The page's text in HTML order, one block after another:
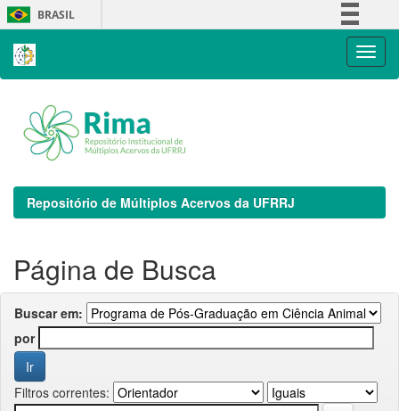
Skip
navigation
BRASIL
Repositório de Múltiplos Acervos da UFRRJ
Página de Busca
Buscar em:
por
Filtros correntes: